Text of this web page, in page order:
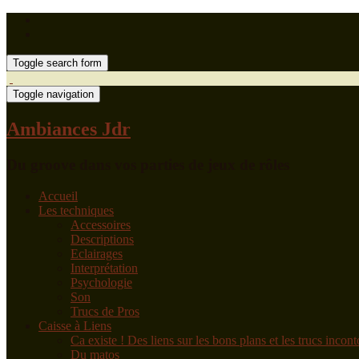
Toggle search form
Toggle navigation
Ambiances Jdr
Accueil
Les techniques
Accessoires
Descriptions
Eclairages
Interprétation
Psychologie
Son
Trucs de Pros
Caisse à Liens
Ca existe ! Des liens sur les bons plans et les trucs
Du matos